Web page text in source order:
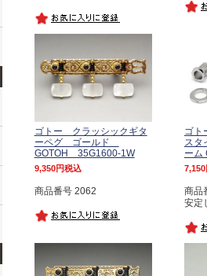
ゴトー クラッシックギタ
ーペグ ゴールド
GOTOH 35G1600-1W
9,350 税込
商品番号 2062
ゴト
ス
ーム
7,150
商品
安定